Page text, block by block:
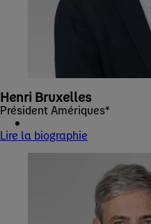
Henri Bruxelles
Président Amériques*
Lire la biographie